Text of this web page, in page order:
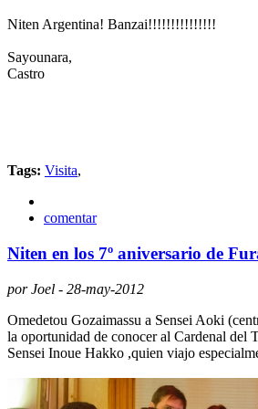
Niten Argentina! Banzai!!!!!!!!!!!!!!!
Sayounara,
Castro
Tags: Visita,
comentar
Niten en los 7º aniversario de
por Joel - 28-may-2012
Omedetou Gozaimassu a Sensei Aoki
la oportunidad de conocer al Cardenal del
Sensei Inoue Hakko ,quien viajo